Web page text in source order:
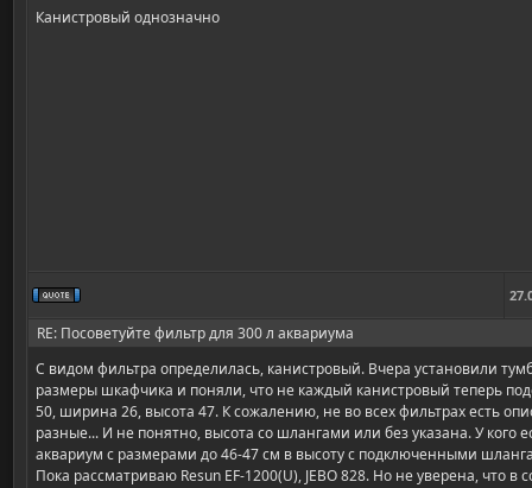
Канистровый однозначно
RE: Посоветуйте фильтр для 300 л аквариума
С видом фильтра определилась, канистровый. Вчера установили
размеры шкафчика и поняли, что не каждый канистровый теперь
50, ширина 26, высота 47. К сожалению, не во всех фильтрах есть
разные... И не понятно, высота со шлангами или без указана. У кого
аквариум с размерами до 46-47 см в высоту с подключенными
Пока рассматриваю Resun EF-1200(U), JEBO 828. Но не уверена, что в